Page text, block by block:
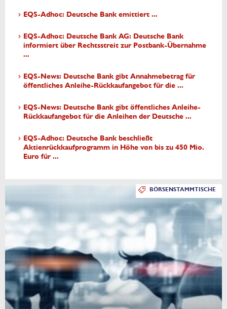
EQS-Adhoc: Deutsche Bank emittiert ...
EQS-Adhoc: Deutsche Bank AG: Deutsche Bank
informiert über Rechtsstreit zur Postbank-Übernahme
...
EQS-News: Deutsche Bank gibt Annahmebetrag für
öffentliches Anleihe-Rückkaufangebot für die ...
EQS-News: Deutsche Bank gibt öffentliches Anleihe-
Rückkaufangebot für die Anleihen der Deutsche ...
EQS-Adhoc: Deutsche Bank beschließt
Aktienrückkaufprogramm in Höhe von bis zu 450 Mio.
Euro für ...
BÖRSENSTAMMTISCHE